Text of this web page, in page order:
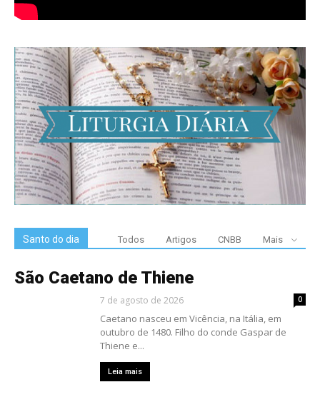
Santo do dia Todos Artigos CNBB Mais
São Caetano de Thiene
7 de agosto de 2026 0
Caetano nasceu em Vicência, na Itália, em
outubro de 1480. Filho do conde Gaspar de
Thiene e...
Leia mais